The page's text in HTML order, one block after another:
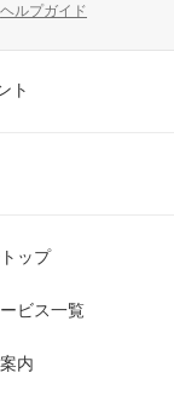
ヘルプガイド
ト
ップ
ビス一覧
内